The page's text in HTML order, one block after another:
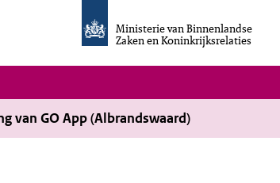
Ministerie van Binnenlandse
Zaken en Koninkrijksrelaties
van
Invulassistent
Toegankelijkheidsverklaring
van GO App (Albrandswaard)